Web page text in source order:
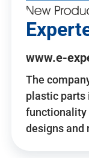
www.e-
The
plastic parts
functionality
designs and